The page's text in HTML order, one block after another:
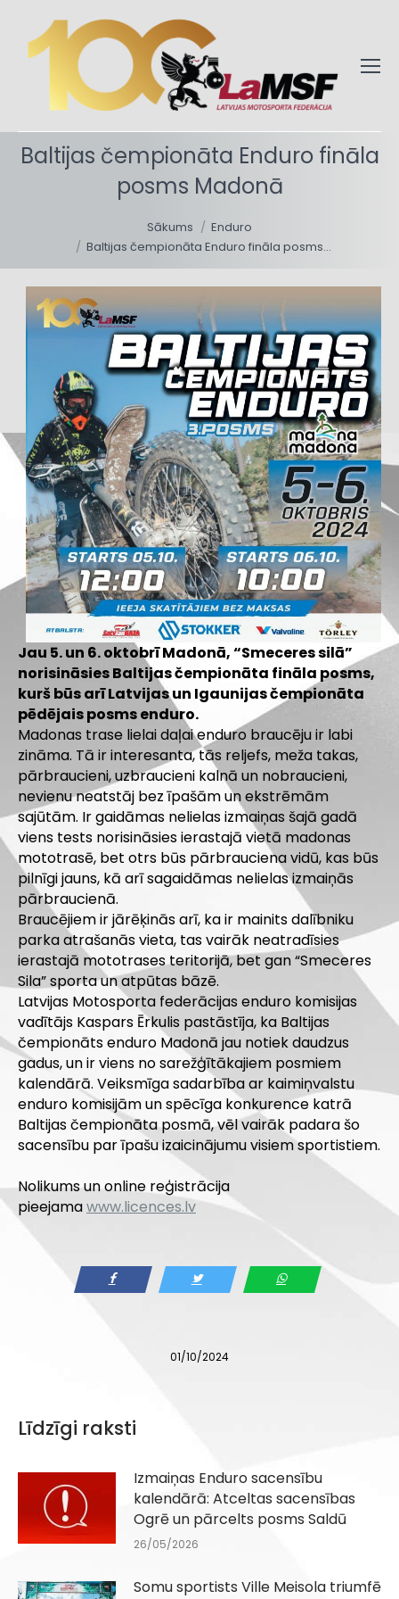
Baltijas čempionāta Enduro fināla
posms Madonā
Sākums
Enduro
Baltijas čempionāta Enduro fināla posms…
Jau 5. un 6. oktobrī Madonā, “Smeceres silā”
norisināsies Baltijas čempionāta fināla posms,
kurš būs arī Latvijas un Igaunijas čempionāta
pēdējais posms enduro.
Madonas trase lielai daļai enduro braucēju ir labi
zināma. Tā ir interesanta, tās reljefs, meža takas,
pārbraucieni, uzbraucieni kalnā un nobraucieni,
nevienu neatstāj bez īpašām un ekstrēmām
sajūtām. Ir gaidāmas nelielas izmaiņas šajā gadā
viens tests norisināsies ierastajā vietā madonas
mototrasē, bet otrs būs pārbrauciena vidū, kas būs
pilnīgi jauns, kā arī sagaidāmas nelielas izmaiņās
pārbraucienā.
Braucējiem ir jārēķinās arī, ka ir mainits dalībniku
parka atrašanās vieta, tas vairāk neatradīsies
ierastajā mototrases teritorijā, bet gan “Smeceres
Sila” sporta un atpūtas bāzē.
Latvijas Motosporta federācijas enduro komisijas
vadītājs Kaspars Ērkulis pastāstīja, ka Baltijas
čempionāts enduro Madonā jau notiek daudzus
gadus, un ir viens no sarežģītākajiem posmiem
kalendārā. Veiksmīga sadarbība ar kaimiņvalstu
enduro komisijām un spēcīga konkurence katrā
Baltijas čempionāta posmā, vēl vairāk padara šo
sacensību par īpašu izaicinājumu visiem sportistiem.
Nolikums un online reģistrācija
pieejamawww.licences.lv
01/10/2024
Līdzīgi raksti
Izmaiņas Enduro sacensību
kalendārā: Atceltas sacensības
Ogrē un pārcelts posms Saldū
26/05/2026
Somu sportists Ville Meisola triumfē